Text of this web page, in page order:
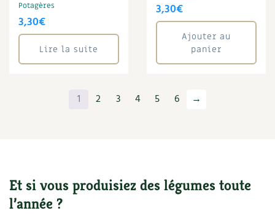
Potagères
3,30€
Lire la suite
3,30€
Ajouter au
panier
1 2 3 4 5 6 →
Et si vous produisiez des légumes toute
l’année ?